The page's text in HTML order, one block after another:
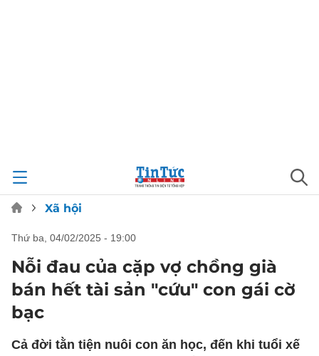
Xã hội
thứ ba, 04/02/2025 - 19:00
Nỗi đau của cặp vợ chồng già
bán hết tài sản "cứu" con gái cờ
bạc
Cả đời tằn tiện nuôi con ăn học, đến khi tuổi xế